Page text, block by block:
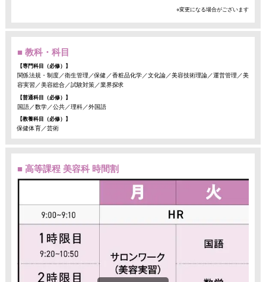
※変更になる場合がございます
■ 教科・科目
【専門科目（必修）】
関係法規・制度／衛生管理／保健／香粧品化学／文化論／美容技術理論／運営管理／美
容実習／美容総合／試験対策／業界探求
【普通科目（必修）】
国語／数学／公共／理科／外国語
【教養科目（必修）】
保健体育／芸術
■ 高等課程 美容科 時間割